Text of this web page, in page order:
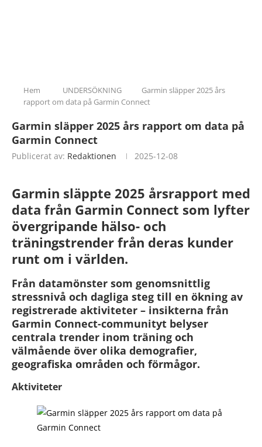
Hem UNDERSÖKNING
Garmin släpper 2025 års
rapport om data på Garmin Connect
Garmin släpper 2025 års rapport om data på
Garmin Connect
Publicerat av: Redaktionen 2025-12-08
Garmin släppte 2025 årsrapport med
data från Garmin Connect som lyfter
övergripande hälso- och
träningstrender från deras kunder
runt om i världen.
Från datamönster som genomsnittlig
stressnivå och dagliga steg till en ökning av
registrerade aktiviteter – insikterna från
Garmin Connect-communityt belyser
centrala trender inom träning och
välmående över olika demografier,
geografiska områden och förmågor.
Aktiviteter